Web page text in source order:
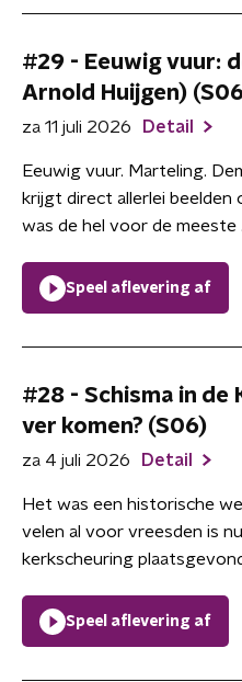
#29 - Eeuwig vuur:
Arnold Huijgen)
za 11 juli 2026 Detail
Eeuwig vuur. Marteling.
krijgt direct allerlei beelden
was de hel voor de meeste
Speel aflevering af
#28 - Schisma in de
ver komen? (S06)
za 4 juli 2026 Detail
Het was een historische
velen al voor vreesden is
kerkscheuring
Speel aflevering af